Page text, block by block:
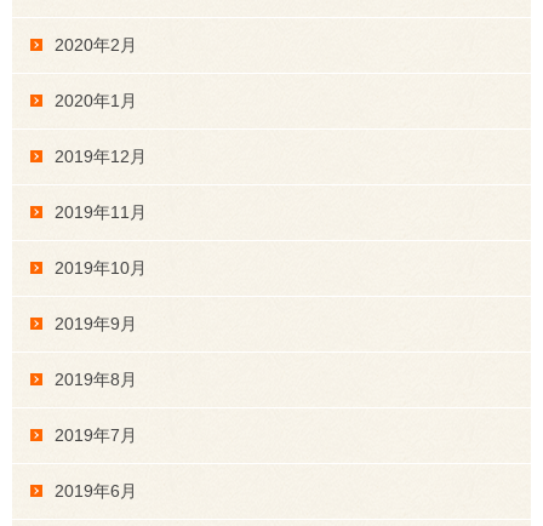
2020年2月
2020年1月
2019年12月
2019年11月
2019年10月
2019年9月
2019年8月
2019年7月
2019年6月